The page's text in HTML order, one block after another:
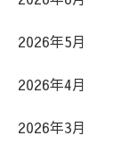
2026年5月
2026年4月
2026年3月